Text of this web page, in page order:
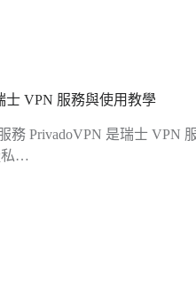
士 VPN 服務與使用教學
務 PrivadoVPN 是瑞士 VPN
私…